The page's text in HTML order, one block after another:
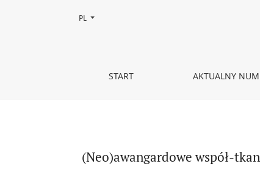
(Neo)awangardowe współ-tkanie poezji
START AKTUALNY
Zmień język, obecnie wybrany to:
PL
(Neo)awangardowe współ-